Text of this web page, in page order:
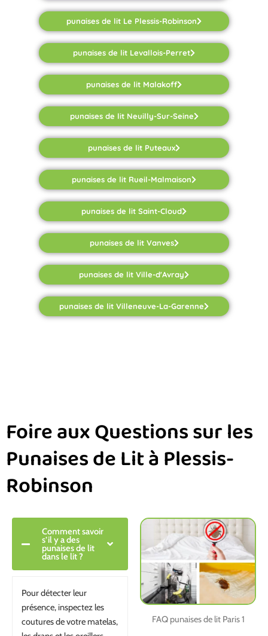
punaises de lit Le Plessis-Robinson
punaises de lit Levallois-Perret
punaises de lit Malakoff
punaises de lit Neuilly-Sur-Seine
punaises de lit Puteaux
punaises de lit Rueil-Malmaison
punaises de lit Saint-Cloud
punaises de lit Vanves
punaises de lit Ville-d'Avray
punaises de lit Villeneuve-La-Garenne
Foire aux Questions sur les
Punaises de Lit à Plessis-
Robinson
Comment savoir
s’il y a des
punaises de lit
dans le lit ?
Pour détecter leur
présence, inspectez les
coutures de votre matelas,
FAQ punaises de lit Paris 1